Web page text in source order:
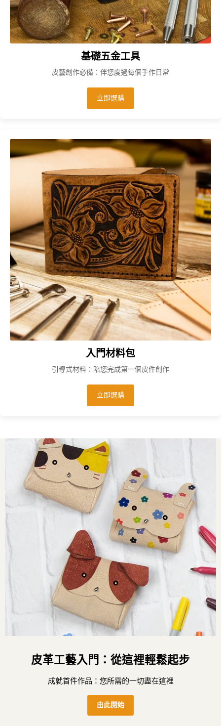
基礎五金工具
皮藝創作必備：伴您度過每個手作日常
立即選購
入門材料包
引導式材料：陪您完成第一個皮件創作
立即選購
皮革工藝入門：從這裡輕鬆起步
成就首件作品：您所需的一切盡在這裡
由此開始